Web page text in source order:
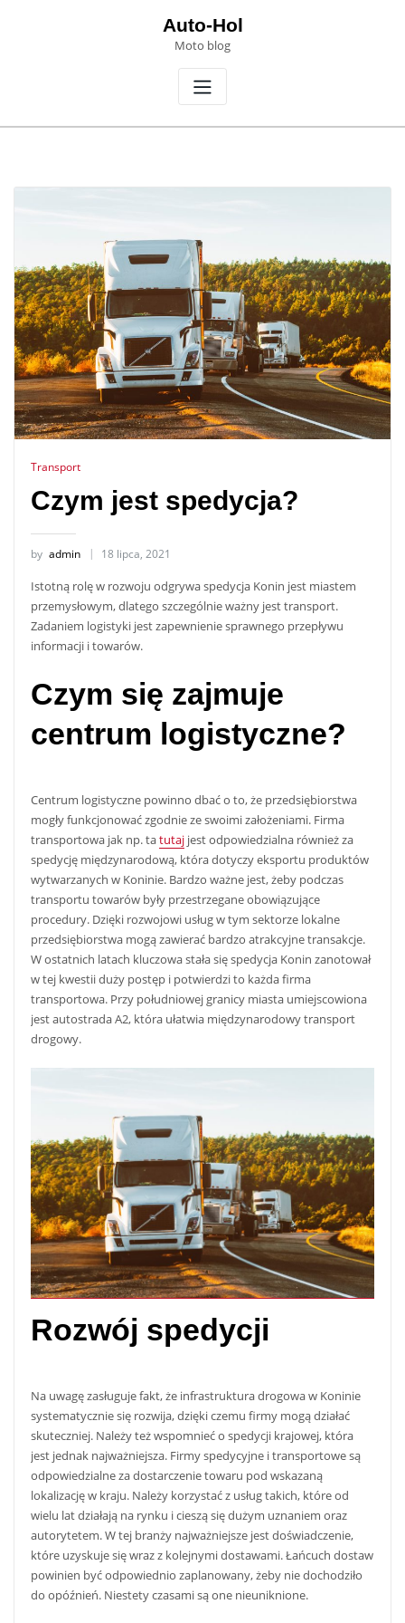
Auto-Hol
Moto blog
Transport
Czym jest spedycja?
by admin 18 lipca, 2021
Istotną rolę w rozwoju odgrywa spedycja Konin jest miastem
przemysłowym, dlatego szczególnie ważny jest transport.
Zadaniem logistyki jest zapewnienie sprawnego przepływu
informacji i towarów.
Czym się zajmuje
centrum logistyczne?
Centrum logistyczne powinno dbać o to, że przedsiębiorstwa
mogły funkcjonować zgodnie ze swoimi założeniami. Firma
transportowa jak np. tatutajjest odpowiedzialna również za
spedycję międzynarodową, która dotyczy eksportu produktów
wytwarzanych w Koninie. Bardzo ważne jest, żeby podczas
transportu towarów były przestrzegane obowiązujące
procedury. Dzięki rozwojowi usług w tym sektorze lokalne
przedsiębiorstwa mogą zawierać bardzo atrakcyjne transakcje.
W ostatnich latach kluczowa stała się spedycja Konin zanotował
w tej kwestii duży postęp i potwierdzi to każda firma
transportowa. Przy południowej granicy miasta umiejscowiona
jest autostrada A2, która ułatwia międzynarodowy transport
drogowy.
Rozwój spedycji
Na uwagę zasługuje fakt, że infrastruktura drogowa w Koninie
systematycznie się rozwija, dzięki czemu firmy mogą działać
skuteczniej. Należy też wspomnieć o spedycji krajowej, która
jest jednak najważniejsza. Firmy spedycyjne i transportowe są
odpowiedzialne za dostarczenie towaru pod wskazaną
lokalizację w kraju. Należy korzystać z usług takich, które od
wielu lat działają na rynku i cieszą się dużym uznaniem oraz
autorytetem. W tej branży najważniejsze jest doświadczenie,
które uzyskuje się wraz z kolejnymi dostawami. Łańcuch dostaw
powinien być odpowiednio zaplanowany, żeby nie dochodziło
do opóźnień. Niestety czasami są one nieuniknione.